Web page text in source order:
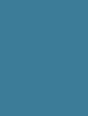
情，藉“新华楼”磨励壮